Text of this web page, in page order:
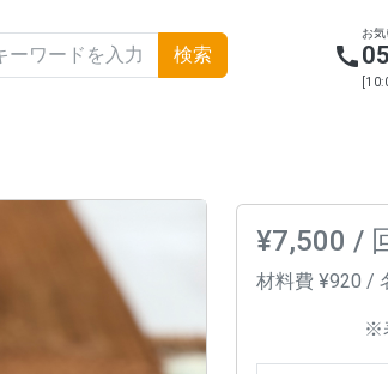
call
お
¥7,500 /
材料費 ¥920 /
※